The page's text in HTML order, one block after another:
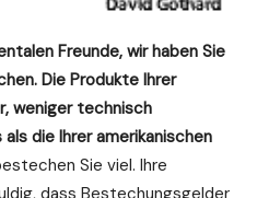
Freunde, wir haben Sie
Die Produkte Ihrer
weniger technisch
die Ihrer amerikanischen
Sie viel. Ihre